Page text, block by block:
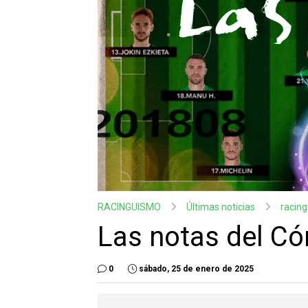
RACINGUISMO Últimas noticias
Las notas del
0 sábado, 25 de enero de 2025